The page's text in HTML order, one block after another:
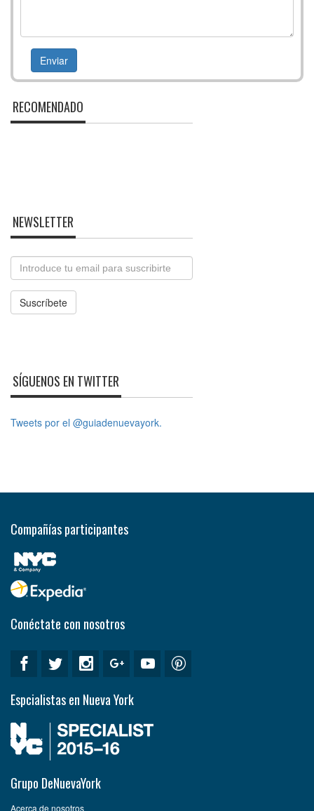
RECOMENDADO
NEWSLETTER
Email
Suscríbete
SÍGUENOS EN TWITTER
Tweets por el @guiadenuevayork.
Compañías participantes
Conéctate con nosotros
Espcialistas en Nueva York
Grupo DeNuevaYork
Acerca de nosotros